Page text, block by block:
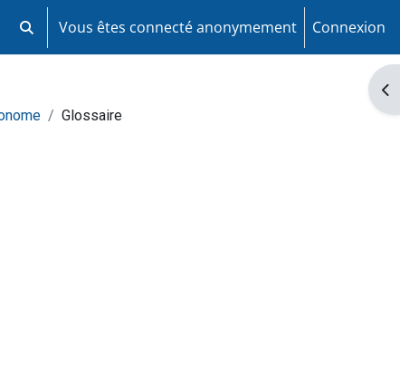
Activer/désactiver la saisie de recherche
Vous êtes connecté anonymement Connexion
Glossaire